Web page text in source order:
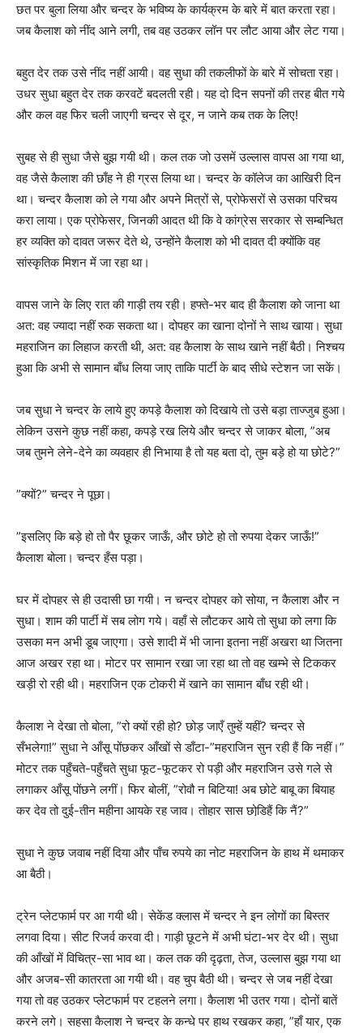
छत पर बुला लिया और चन्दर के भविष्य के कार्यक्रम के बारे में बात करता रहा।
जब कैलाश को नींद आने लगी, तब वह उठकर लॉन पर लौट आया और लेट गया।
बहुत देर तक उसे नींद नहीं आयी। वह सुधा की तकलीफों के बारे में सोचता रहा।
उधर सुधा बहुत देर तक करवटें बदलती रही। यह दो दिन सपनों की तरह बीत गये
और कल वह फिर चली जाएगी चन्दर से दूर, न जाने कब तक के लिए!
सुबह से ही सुधा जैसे बुझ गयी थी। कल तक जो उसमें उल्लास वापस आ गया था,
वह जैसे कैलाश की छाँह ने ही ग्रस लिया था। चन्दर के कॉलेज का आखिरी दिन
था। चन्दर कैलाश को ले गया और अपने मित्रों से, प्रोफेसरों से उसका परिचय
करा लाया। एक प्रोफेसर, जिनकी आदत थी कि वे कांग्रेस सरकार से सम्बन्धित
हर व्यक्ति को दावत जरूर देते थे, उन्होंने कैलाश को भी दावत दी क्योंकि वह
सांस्कृतिक मिशन में जा रहा था।
वापस जाने के लिए रात की गाड़ी तय रही। हफ्ते-भर बाद ही कैलाश को जाना था
अत: वह ज्यादा नहीं रुक सकता था। दोपहर का खाना दोनों ने साथ खाया। सुधा
महराजिन का लिहाज करती थी, अत: वह कैलाश के साथ खाने नहीं बैठी। निश्चय
हुआ कि अभी से सामान बाँध लिया जाए ताकि पार्टी के बाद सीधे स्टेशन जा सकें।
जब सुधा ने चन्दर के लाये हुए कपड़े कैलाश को दिखाये तो उसे बड़ा ताज्जुब हुआ।
लेकिन उसने कुछ नहीं कहा, कपड़े रख लिये और चन्दर से जाकर बोला, ”अब
जब तुमने लेने-देने का व्यवहार ही निभाया है तो यह बता दो, तुम बड़े हो या छोटे?”
”क्यों?” चन्दर ने पूछा।
”इसलिए कि बड़े हो तो पैर छूकर जाऊँ, और छोटे हो तो रुपया देकर जाऊँ!”
कैलाश बोला। चन्दर हँस पड़ा।
घर में दोपहर से ही उदासी छा गयी। न चन्दर दोपहर को सोया, न कैलाश और न
सुधा। शाम की पार्टी में सब लोग गये। वहाँ से लौटकर आये तो सुधा को लगा कि
उसका मन अभी डूब जाएगा। उसे शादी में भी जाना इतना नहीं अखरा था जितना
आज अखर रहा था। मोटर पर सामान रखा जा रहा था तो वह खम्भे से टिककर
खड़ी रो रही थी। महराजिन एक टोकरी में खाने का सामान बाँध रही थी।
कैलाश ने देखा तो बोला, ”रो क्यों रही हो? छोड़ जाएँ तुम्हें यहीं? चन्दर से
सँभलेगा!” सुधा ने आँसू पोंछकर आँखों से डाँटा-”महराजिन सुन रही हैं कि नहीं।”
मोटर तक पहुँचते-पहुँचते सुधा फूट-फूटकर रो पड़ी और महराजिन उसे गले से
लगाकर आँसू पोंछने लगीं। फिर बोलीं, ”रोवौ न बिटिया! अब छोटे बाबू का बियाह
कर देव तो दुई-तीन महीना आयके रह जाव। तोहार सास छोडि़हैं कि नैं?”
सुधा ने कुछ जवाब नहीं दिया और पाँच रुपये का नोट महराजिन के हाथ में थमाकर
आ बैठी।
ट्रेन प्लेटफार्म पर आ गयी थी। सेकेंड क्लास में चन्दर ने इन लोगों का बिस्तर
लगवा दिया। सीट रिजर्व करवा दी। गाड़ी छूटने में अभी घंटा-भर देर थी। सुधा
की आँखों में विचित्र-सा भाव था। कल तक की दृढ़ता, तेज, उल्लास बुझ गया था
और अजब-सी कातरता आ गयी थी। वह चुप बैठी थी। चन्दर से जब नहीं देखा
गया तो वह उठकर प्लेटफार्म पर टहलने लगा। कैलाश भी उतर गया। दोनों बातें
करने लगे। सहसा कैलाश ने चन्दर के कन्धे पर हाथ रखकर कहा, ”हाँ यार, एक